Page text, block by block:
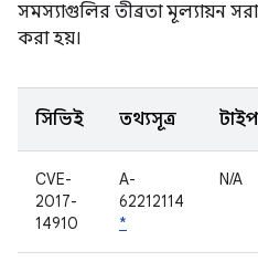
সমস্যাগুলির তীব্রতা মূল্যায়ন
করা হয়।
সিভিই তথ্যসূত্র টাইপ
CVE-
2017-
14910
A-
62212114
*
N/A